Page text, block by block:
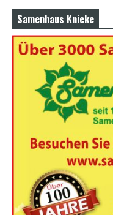
Samenhaus Knieke